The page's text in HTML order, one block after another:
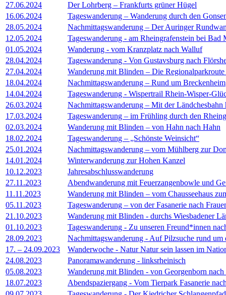
27.06.2024
Der Lohrberg – Frankfurts grüner Hügel
16.06.2024
Tageswanderung – Wanderung durch den
28.05.2024
Nachmittagswanderung – Der Auringer
12.05.2024
Tageswanderung - am Rheingrafenstein bei Bad
01.05.2024
Wanderung - vom Kranzplatz nach Walluf
28.04.2024
Tageswanderung - Von Gustavsburg nach
27.04.2024
Wanderung mit Blinden – Die
18.04.2024
Nachmittagswanderung – Rund um Breckenheim
14.04.2024
Tageswanderung - Wispertrail Rhein-Wisper-
26.03.2024
Nachmittagswanderung – Mit der
17.03.2024
Tageswanderung – im Frühling durch den
02.03.2024
Wanderung mit Blinden – von Hahn nach Hahn
18.02.2024
Tageswanderung – „Schönste Weinsicht“
25.01.2024
Nachmittagswanderung – vom Mühlberg zur
14.01.2024
Winterwanderung zur Hohen Kanzel
10.12.2023
Jahresabschlusswanderung
27.11.2023
Abendwanderung mit Feuerzangenbowle und
11.11.2023
Wanderung mit Blinden – vom Chausseehaus
05.11.2023
Tageswanderung – von der Fasanerie nach
21.10.2023
Wanderung mit Blinden - durchs Wiesbadener
01.10.2023
Tageswanderung - Zu unseren Freund*innen
28.09.2023
Nachmittagswanderung - Auf Pilzsuche rund um
17. – 24.09.2023
Wanderwoche - Natur Natur sein lassen im
24.08.2023
Panoramawanderung - linksrheinisch
05.08.2023
Wanderung mit Blinden - von Georgenborn nach
18.07.2023
Abendspaziergang - Vom Tierpark Fasanerie